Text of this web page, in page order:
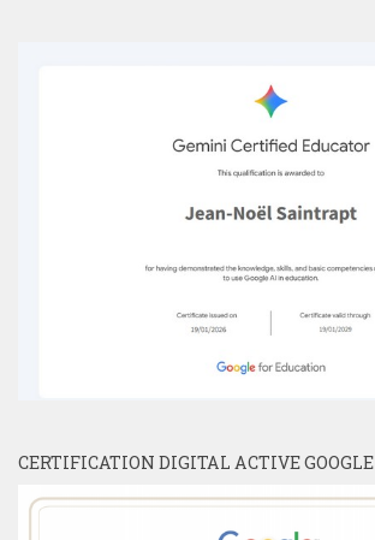
CERTIFICATION DIGITAL ACTIVE GOOGLE